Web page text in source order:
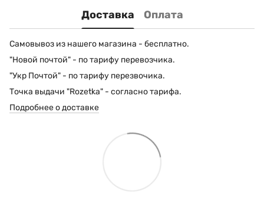
Доставка Оплата
Самовывоз из нашего магазина - бесплатно.
"Новой почтой" - по тарифу перевозчика.
"Укр Почтой" - по тарифу перезвочика.
Точка выдачи "Rozetka" - согласно тарифа.
Подробнее о доставке